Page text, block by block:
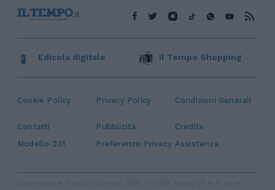
Cookie Policy Privacy Policy Condizioni Generali
Contatti Pubblicità
Credits
Modello 231
Preferenze Privacy Assistenza
Edicola digitale Il Tempo Shopping